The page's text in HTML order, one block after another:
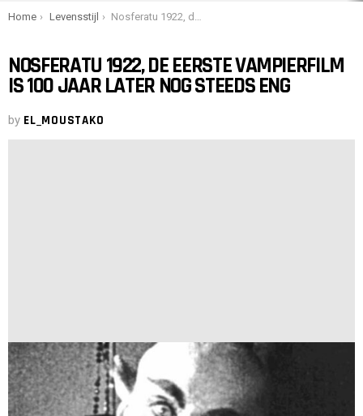
You are here:
Home Levensstijl Nosferatu 1922, de eerste vampierfilm is 100 jaar later nog steeds eng
NOSFERATU 1922, DE EERSTE VAMPIERFILM
IS 100 JAAR LATER NOG STEEDS ENG
by EL_MOUSTAKO